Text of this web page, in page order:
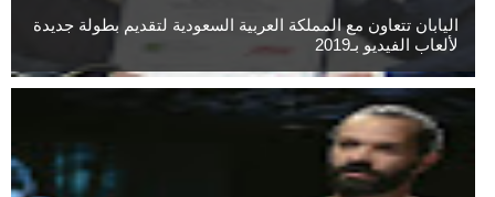
اليابان تتعاون مع المملكة العربية السعودية لتقديم بطولة جديدة
لألعاب الفيديو بـ2019